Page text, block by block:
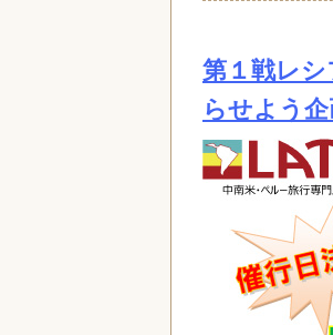
第１戦レ
らせよう企